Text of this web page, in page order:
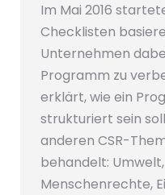
Im Mai 2016
Checklisten
Unternehmen
Programm zu
erklärt, wie ein
strukturiert sein
anderen CSR-
behandelt:
Menschenrechte,